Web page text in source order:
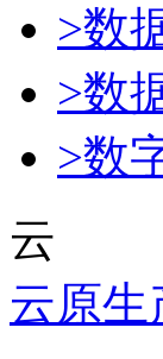
>数
>数
>数
云
云原生